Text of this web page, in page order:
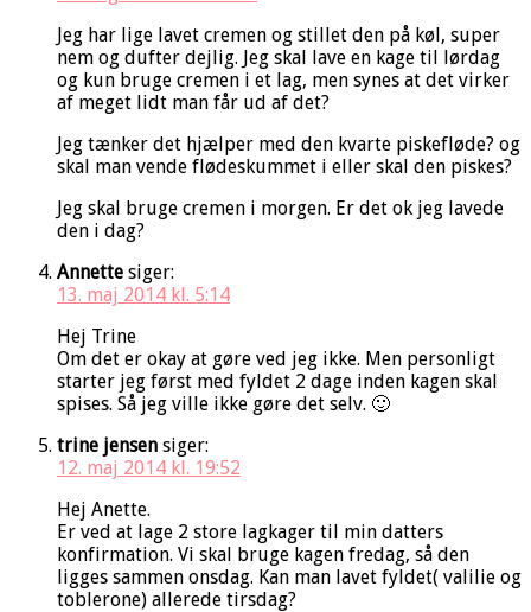
Jeg har lige lavet cremen og stillet den på køl, super
nem og dufter dejlig. Jeg skal lave en kage til lørdag
og kun bruge cremen i et lag, men synes at det virker
af meget lidt man får ud af det?
Jeg tænker det hjælper med den kvarte piskefløde? og
skal man vende flødeskummet i eller skal den piskes?
Jeg skal bruge cremen i morgen. Er det ok jeg lavede
den i dag?
Annette siger:
13. maj 2014 kl. 5:14
Hej Trine
Om det er okay at gøre ved jeg ikke. Men personligt
starter jeg først med fyldet 2 dage inden kagen skal
spises. Så jeg ville ikke gøre det selv. 🙂
trine jensen siger:
12. maj 2014 kl. 19:52
Hej Anette.
Er ved at lage 2 store lagkager til min datters
konfirmation. Vi skal bruge kagen fredag, så den
ligges sammen onsdag. Kan man lavet fyldet( valilie og
toblerone) allerede tirsdag?